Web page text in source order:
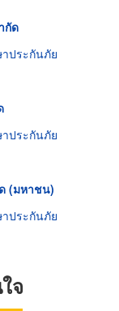
กัด
ประกันภัย
ประกันภัย
(มหาชน)
ประกันภัย
จ